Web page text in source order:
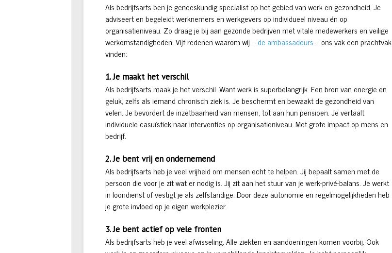
Als bedrijfsarts ben je geneeskundig specialist op het gebied van werk en gezondheid. Je
adviseert en begeleidt werknemers en werkgevers op individueel niveau én op
organisatieniveau. Zo draag je bij aan gezonde bedrijven met vitale medewerkers en veilige
werkomstandigheden. Vijf redenen waarom wij –de ambassadeurs– ons vak een prachtvak
vinden:
1. Je maakt het verschil
Als bedrijfsarts maak je het verschil. Want werk is superbelangrijk. Een bron van energie en
geluk, zelfs als iemand chronisch ziek is. Je beschermt en bewaakt de gezondheid van
velen. Je bevordert de inzetbaarheid van mensen, tot aan hun pensioen. Je vertaalt
individuele casuïstiek naar interventies op organisatieniveau. Met grote impact op mens en
bedrijf.
2. Je bent vrij en ondernemend
Als bedrijfsarts heb je veel vrijheid om mensen echt te helpen. Jij bepaalt samen met de
persoon die voor je zit wat er nodig is. Jij zit aan het stuur van je werk-privé-balans. Je werkt
in loondienst of vestigt je als zelfstandige. Door deze autonomie en regelmogelijkheden heb
je grote invloed op je eigen werkplezier.
3. Je bent actief op vele fronten
Als bedrijfsarts heb je veel afwisseling. Alle ziekten en aandoeningen komen voorbij. Ook